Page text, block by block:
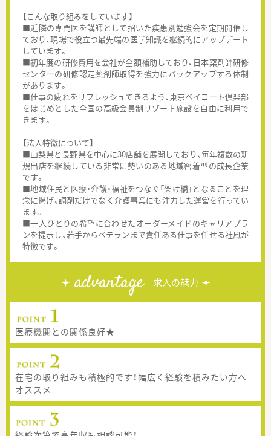
【こんな取り組みをしています】
■近隣の専門医を講師として招いた疾患別勉強会を定期開催し
ており、現場で役立つ最先端の医学知識を継続的にアップデート
しています。
■初年度の研修費用を会社が全額補助しており、日本薬剤師研修
センターの研修認定薬剤師取得を強力にバックアップする体制
があります。
■仕事の疲れをリフレッシュできるよう、東京ベイコート倶楽部
をはじめとした全国の高級会員制リゾート施設を自由に利用で
きます。
【法人特徴について】
■山梨県と長野県を中心に30店舗を展開しており、毎年複数の新
規出店を継続している非常に勢いのある地域密着型の成長企業
です。
■地域住民と医療・介護・福祉をつなぐ「架け橋」となることを理
念に掲げ、調剤だけでなく介護事業にも注力した運営を行ってい
ます。
■一人ひとりの希望に合わせたオーダーメイドのキャリアプラ
ンを提示し、若手からベテランまで責任ある仕事を任せる社風が
特徴です。
advantage 求人の魅力
医療機関との関係良好★
在宅の取り組みも積極的です！幅広く経験を積みたい方へ
オススメ